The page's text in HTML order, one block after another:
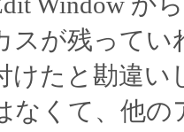
スが残ってい
けたと勘違い
なくて、他